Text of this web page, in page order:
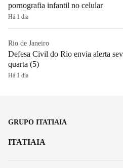
pornografia infantil no celular
Há 1 dia
Rio de Janeiro
Defesa Civil do Rio envia alerta
quarta (5)
Há 1 dia
GRUPO ITATIAIA
ITATIAIA